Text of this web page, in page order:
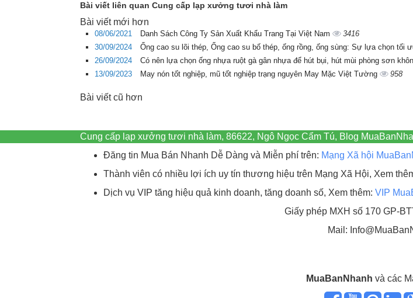
Bài viết liên quan Cung cấp lạp xưởng tươi nhà làm
Bài viết mới hơn
08/06/2021 Danh Sách Công Ty Sản Xuất Khẩu Trang Tại Việt Nam
3416
30/09/2024
Ống cao su lõi thép, Ống cao su bố thép, ống rồng, ống sùng: Sự lựa chọn tối
26/09/2024
Có nên lựa chọn ống nhựa ruột gà gân nhựa để hút bụi, hút mùi phòng sơn
13/09/2023
May nón tốt nghiệp, mũ tốt nghiệp trạng nguyên May Mặc Việt Tường 958
Bài viết cũ hơn
Cung cấp lạp xưởng tươi nhà làm, 86622, Ngô Ngọc Cẩm Tú, Blog
Đăng tin Mua Bán Nhanh Dễ Dàng và Miễn phí trên: Mạng Xã hội
Thành viên có nhiều lợi ích uy tín thương hiệu trên Mạng Xã Hội, Xem
Dịch vụ VIP tăng hiệu quả kinh doanh, tăng doanh số, Xem thêm: VIP
Giấy phép MXH số 170 GP-
Mail:
MuaBanNhanh và các